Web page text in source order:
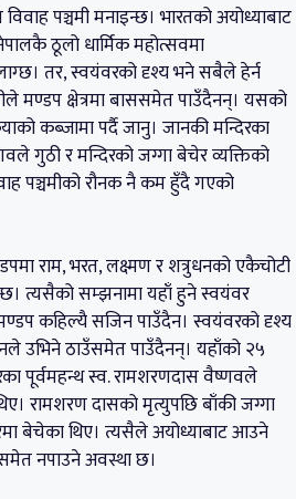
पञ्चमी मनाइन्छ। भारतको अयोध्याबाट
ठूलो धार्मिक महोत्सवमा
तर, स्वयंवरको दृश्य भने सबैले हेर्न
मण्डप क्षेत्रमा बाससमेत पाउँदैनन्। यसको
कब्जामा पर्दै जानु। जानकी मन्दिरका
गुठी र मन्दिरको जग्गा बेचेर व्यक्तिको
पञ्चमीको रौनक नै कम हुँदै गएको
राम, भरत, लक्ष्मण र शत्रुधनको एकैचोटी
त्यसैको सम्झनामा यहाँ हुने स्वयंवर
मण्डप कहिल्यै सजिन पाउँदैन। स्वयंवरको दृश्य
उभिने ठाउँसमेत पाउँदैनन्। यहाँको २५
पूर्वमहन्थ स्व. रामशरणदास वैष्णवले
रामशरण दासको मृत्युपछि बाँकी जग्गा
बेचेका थिए। त्यसैले अयोध्याबाट आउने
नपाउने अवस्था छ।